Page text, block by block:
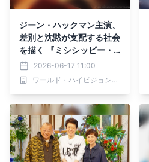
ジーン・ハックマン主演、
差別と沈黙が支配する社会
を描く 『ミシシッピー・
バーニング』 6月20日
（土）よる7時～ BS12 ト
ゥエルビ 「土曜洋画劇
2026-06-17 11:00
ワールド・ハイビジョン・チャンネル株式会社